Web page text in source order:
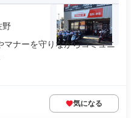
野
ナーを守りながらコミュニ
気になる